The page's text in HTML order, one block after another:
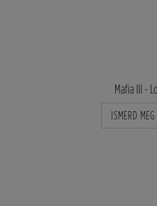
Mafia III -
ISMERD